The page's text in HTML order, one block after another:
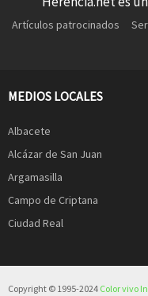
Artículos patrocinados
MEDIOS LOCALES
Albacete
Alcázar de San Juan
Argamasilla
Campo de Criptana
Ciudad Real
Copyright © 1995-2024 Color vivo